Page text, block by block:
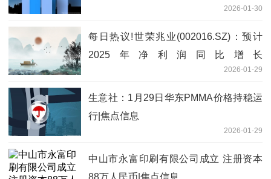
2026-01-30
每日热议!世荣兆业(002016.SZ)：预计
2025年净利润同比增长
2026-01-29
生意社：1月29日华东PMMA价格持稳运
行|焦点信息
2026-01-29
中山市永富印刷有限公司成立 注册资本
88万人民币|焦点信息